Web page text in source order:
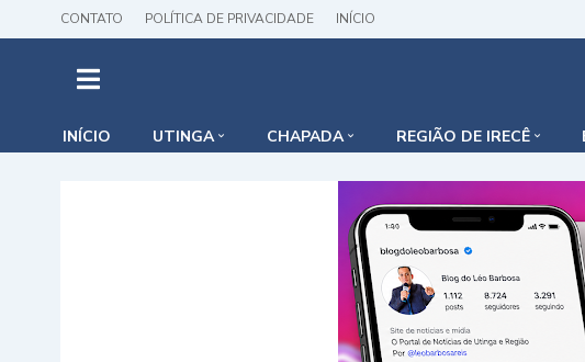
CONTATO POLÍTICA DE PRIVACIDADE INÍCIO
INÍCIO UTINGA CHAPADA REGIÃO DE IRECÊ